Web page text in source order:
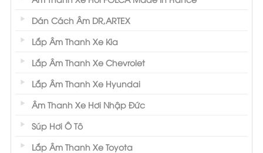
Dán Cách Âm DR,ARTEX
Lắp Âm Thanh Xe Kia
Lắp Âm Thanh Xe Chevrolet
Lắp Âm Thanh Xe Hyundai
Âm Thanh Xe Hơi Nhập Đức
Súp Hơi Ô Tô
Lắp Âm Thanh Xe Toyota